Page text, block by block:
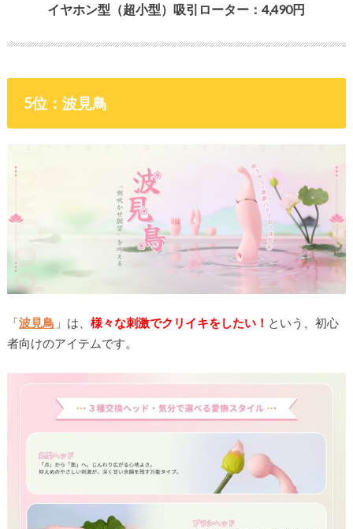
イヤホン型（超小型）吸引ローター：4,490円
5位：波見鳥
「波見鳥 」は、 様々な刺激でクリイキをしたい！ という、初心
者向けのアイテムです。